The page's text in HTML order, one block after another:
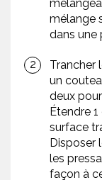
mélange
dans une
Trancher
un
deux
Étendre
surface
Disposer
les
façon à